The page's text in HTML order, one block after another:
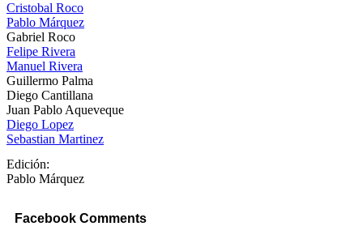
Cristobal Roco
Pablo Márquez
Gabriel Roco
Felipe Rivera
Manuel Rivera
Guillermo Palma
Diego Cantillana
Juan Pablo Aqueveque
Diego Lopez
Sebastian Martinez
Edición:
Pablo Márquez
Facebook Comments